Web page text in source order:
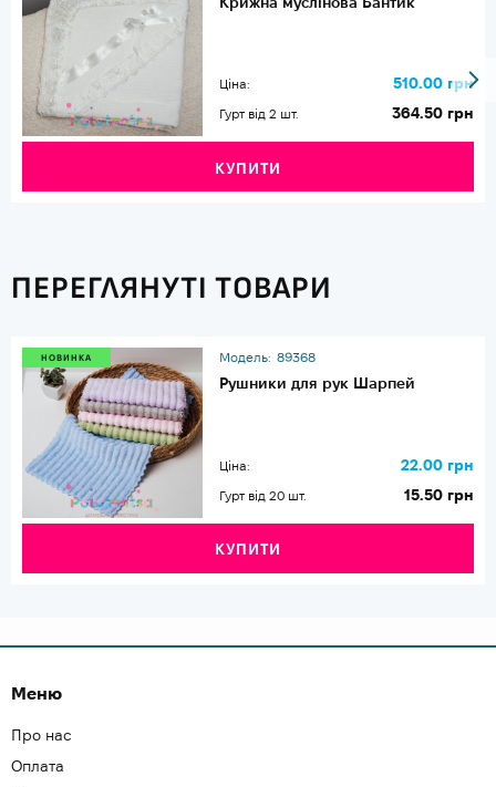
Ціна: 510.00 грн
Гурт від 2 шт. 364.50 грн
КУПИТИ
ПЕРЕГЛЯНУТІ ТОВАРИ
НОВИНКА Модель: 89368
Рушники для рук Шарпей
Ціна: 22.00 грн
Гурт від 20 шт. 15.50 грн
КУПИТИ
Меню
Про нас
Оплата